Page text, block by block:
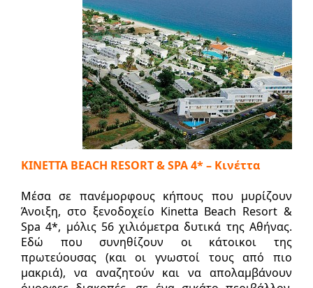
KINETTA BEACH RESORT & SPA 4* – Κινέττα
Μέσα σε πανέμορφους κήπους που μυρίζουν
Άνοιξη, στο ξενοδοχείο Kinetta Beach Resort &
Spa 4*, μόλις 56 χιλιόμετρα δυτικά της Αθήνας.
Εδώ που συνηθίζουν οι κάτοικοι της
πρωτεύουσας (και οι γνωστοί τους από πιο
μακριά), να αναζητούν και να απολαμβάνουν